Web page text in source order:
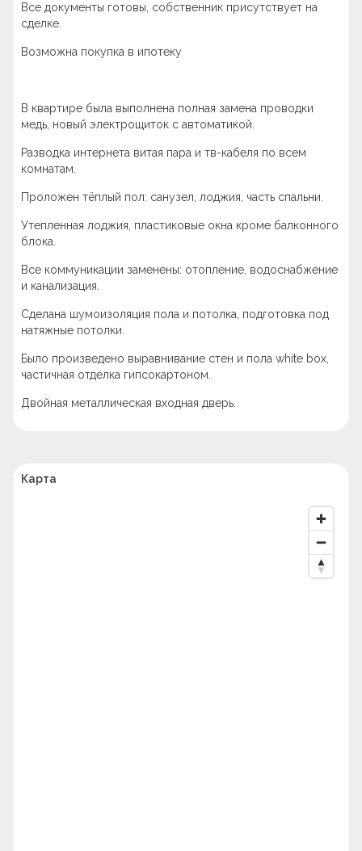
Все документы готовы, собственник присутствует на
сделке.
Возможна покупка в ипотеку
В квартире была выполнена полная замена проводки
медь, новый электрощиток с автоматикой.
Разводка интернета витая пара и тв-кабеля по всем
комнатам.
Проложен тёплый пол: санузел, лоджия, часть спальни.
Утепленная лоджия, пластиковые окна кроме балконного
блока.
Все коммуникации заменены: отопление, водоснабжение
и канализация.
Сделана шумоизоляция пола и потолка, подготовка под
натяжные потолки.
Было произведено выравнивание стен и пола white box,
частичная отделка гипсокартоном.
Двойная металлическая входная дверь.
Карта